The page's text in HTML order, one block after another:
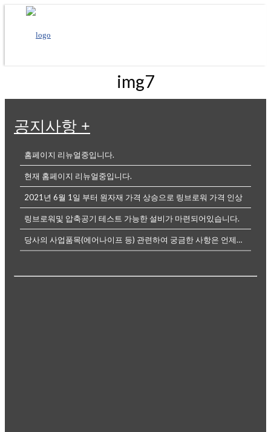
img7
공지사항 +
홈페이지 리뉴얼중입니다.
현재 홈페이지 리뉴얼중입니다.
2021년 6월 1일 부터 원자재 가격 상승으로 링브로워 가격 인상
링브로워및 압축공기 테스트 가능한 설비가 마련되어있습니다.
당사의 사업품목(에어나이프 등) 관련하여 궁금한 사항은 언제든전화나, 메...